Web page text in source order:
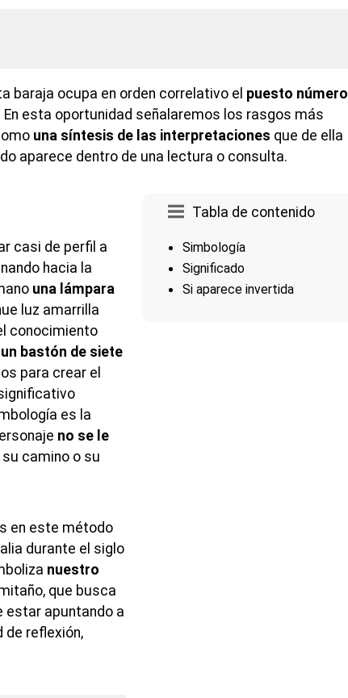
baraja ocupa en orden correlativo el puesto número
En esta oportunidad señalaremos los rasgos más
una síntesis de las interpretaciones que de ella
aparece dentro de una lectura o consulta.
Tabla de contenido
Simbología
Significado
Si aparece invertida
casi de perfil a
hacia la
una lámpara
luz amarrilla
conocimiento
un bastón de siete
para crear el
es la
no se le
camino o su
en este método
durante el siglo
nuestro
que busca
estar apuntando a
de reflexión,